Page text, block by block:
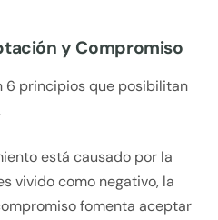
y Compromiso
6 principios que posibilitan
está causado por la
vivido como negativo, la
fomenta aceptar